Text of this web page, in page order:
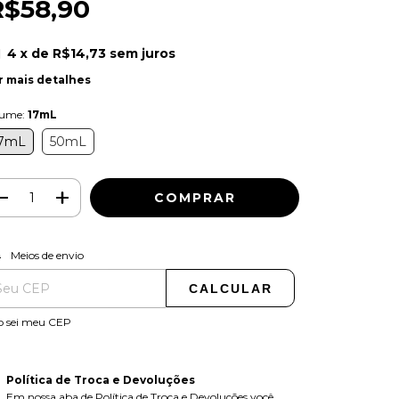
4 x de R$14,73 sem juros
mais detalhes
17mL
50mL
para o CEP:
Meios de envio
CALCULAR
sei meu CEP
Política de Troca e Devoluções